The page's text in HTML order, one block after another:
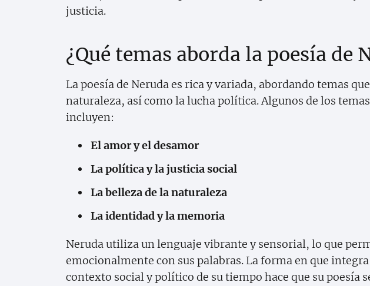
justicia.
¿Qué temas aborda la poesía de
La poesía de Neruda es rica y variada, abordando temas
naturaleza, así como la lucha política. Algunos de los
incluyen:
El amor y el desamor
La política y la justicia social
La belleza de la naturaleza
La identidad y la memoria
Neruda utiliza un lenguaje vibrante y sensorial, lo que
emocionalmente con sus palabras. La forma en que
contexto social y político de su tiempo hace que su poesía